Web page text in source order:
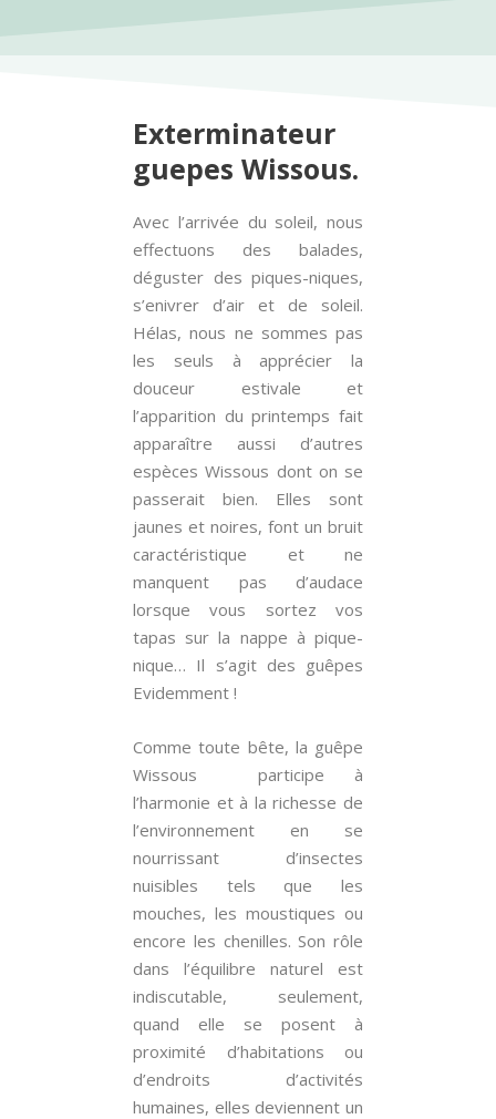
Exterminateur
guepes Wissous.
Avec l’arrivée du soleil, nous
effectuons des balades,
déguster des piques-niques,
s’enivrer d’air et de soleil.
Hélas, nous ne sommes pas
les seuls à apprécier la
douceur estivale et
l’apparition du printemps fait
apparaître aussi d’autres
espèces Wissous dont on se
passerait bien. Elles sont
jaunes et noires, font un bruit
caractéristique et ne
manquent pas d’audace
lorsque vous sortez vos
tapas sur la nappe à pique-
nique… Il s’agit des guêpes
Evidemment !
Comme toute bête, la guêpe
Wissous participe à
l’harmonie et à la richesse de
l’environnement en se
nourrissant d’insectes
nuisibles tels que les
mouches, les moustiques ou
encore les chenilles. Son rôle
dans l’équilibre naturel est
indiscutable, seulement,
quand elle se posent à
proximité d’habitations ou
d’endroits d’activités
humaines, elles deviennent un